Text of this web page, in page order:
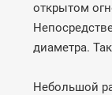
открытом
диаметра.
Небольшой